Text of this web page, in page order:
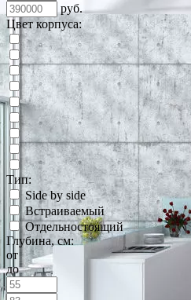
руб.
Цвет корпуса:
Тип:
Side by side
Встраиваемый
Отдельностоящий
Глубина, см:
от
до